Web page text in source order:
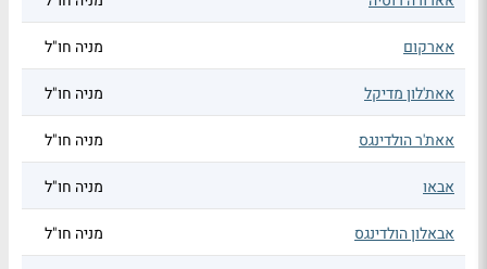
אארקום מניה חו"ל
אאת'לון מדיקל מניה חו"ל
אאת'ר הולדינגס מניה חו"ל
אבאו מניה חו"ל
אבאלון הולדינגס מניה חו"ל